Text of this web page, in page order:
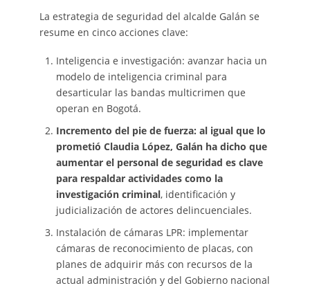
La estrategia de seguridad del alcalde Galán se
resume en cinco acciones clave:
Inteligencia e investigación: avanzar hacia un
modelo de inteligencia criminal para
desarticular las bandas multicrimen que
operan en Bogotá.
Incremento del pie de fuerza: al igual que lo
prometió Claudia López, Galán ha dicho que
aumentar el personal de seguridad es clave
para respaldar actividades como la
investigación criminal, identificación y
judicialización de actores delincuenciales.
Instalación de cámaras LPR: implementar
cámaras de reconocimiento de placas, con
planes de adquirir más con recursos de la
actual administración y del Gobierno nacional